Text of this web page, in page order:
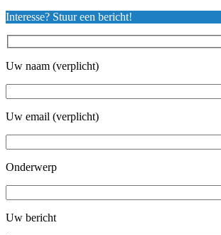
tot
Interesse? Stuur een bericht!
Uw naam (verplicht)
Uw email (verplicht)
Onderwerp
Uw bericht